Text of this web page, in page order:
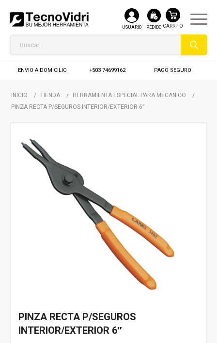
USUARIO PEDIDO
ENVIO A DOMICILIO +503 74699162 PAGO SEGURO
INICIO / TIENDA / HERRAMIENTA ESPECIAL PARA MECANICO
/
PINZA RECTA P/SEGUROS INTERIOR/EXTERIOR 6″
PINZA RECTA P/SEGUROS
INTERIOR/EXTERIOR 6″